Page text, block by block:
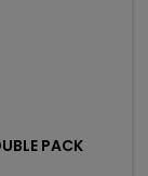
PACK